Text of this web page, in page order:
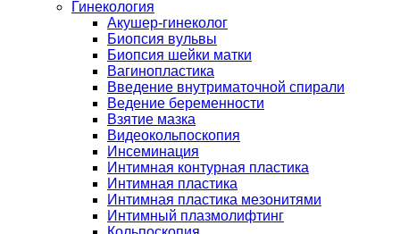
Гинекология
Акушер-гинеколог
Биопсия вульвы
Биопсия шейки матки
Вагинопластика
Введение внутриматочной спирали
Ведение беременности
Взятие мазка
Видеокольпоскопия
Инсеминация
Интимная контурная пластика
Интимная пластика
Интимная пластика мезонитями
Интимный плазмолифтинг